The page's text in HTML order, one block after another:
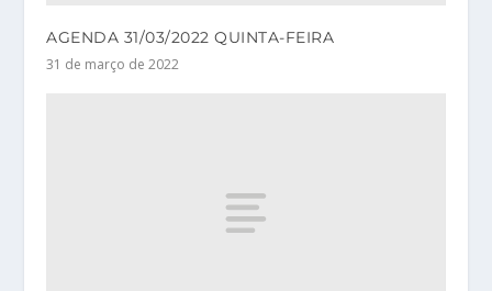
AGENDA 31/03/2022 QUINTA-FEIRA
31 de março de 2022